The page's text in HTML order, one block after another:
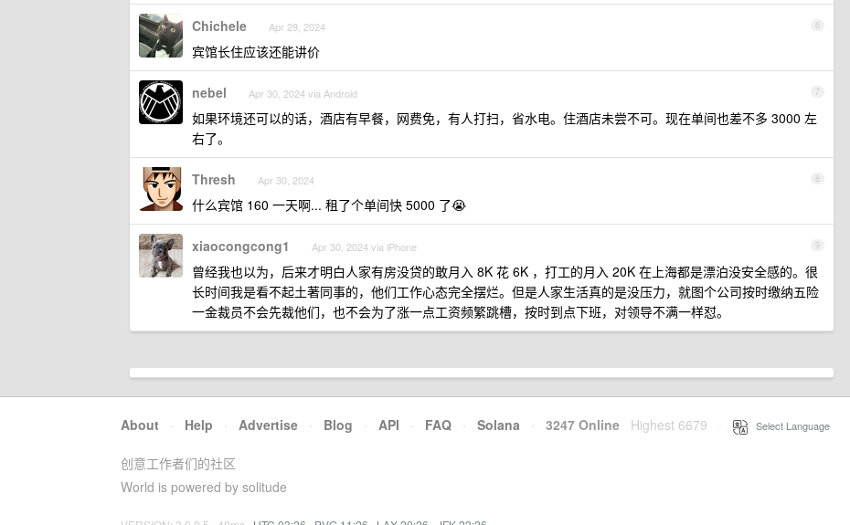
6
Chichele Apr 29, 2024
宾馆长住应该还能讲价
7
nebel Apr 30, 2024 via Android
如果环境还可以的话，酒店有早餐，网费免，有人打扫，省水电。住酒店未尝不可。现在单间也差不多 3000 左
右了。
8
Thresh Apr 30, 2024
什么宾馆 160 一天啊... 租了个单间快 5000 了😭
9
xiaocongcong1 Apr 30, 2024 via iPhone
曾经我也以为，后来才明白人家有房没贷的敢月入 8K 花 6K ，打工的月入 20K 在上海都是漂泊没安全感的。很
长时间我是看不起土著同事的，他们工作心态完全摆烂。但是人家生活真的是没压力，就图个公司按时缴纳五险
一金裁员不会先裁他们，也不会为了涨一点工资频繁跳槽，按时到点下班，对领导不满一样怼。
About · Help · Advertise · Blog · API · FAQ · Solana · 3247 Online Highest 6679 Select Language
创意工作者们的社区
World is powered by solitude